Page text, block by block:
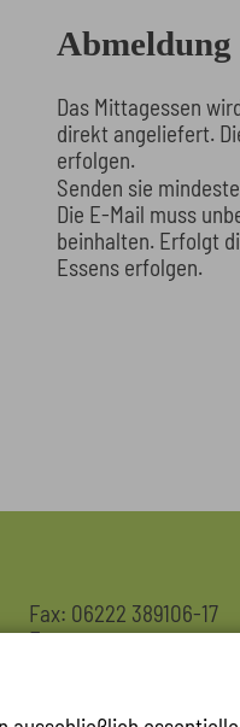
Abmeldung
Das Mittagessen
direkt angeliefert.
erfolgen.
Senden sie
Die E-Mail muss
beinhalten. Erfolgt
Essens erfolgen.
Fax: 06222 389106-17
E-